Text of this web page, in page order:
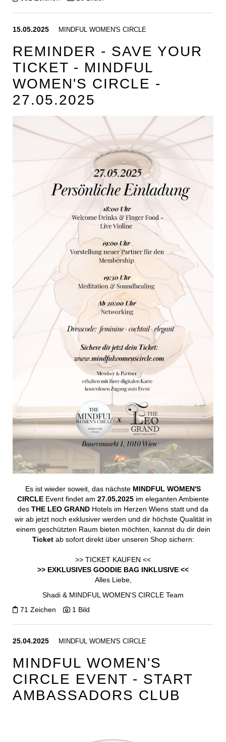
15.05.2025 MINDFUL WOMEN'S CIRCLE
REMINDER - SAVE YOUR
TICKET - MINDFUL
WOMEN'S CIRCLE -
27.05.2025
Es ist wieder soweit, das nächste MINDFUL WOMEN'S
CIRCLE Event findet am 27.05.2025 im eleganten Ambiente
des THE LEO GRAND Hotels im Herzen Wiens statt und da
wir ab jetzt noch exklusiver werden und dir höchste Qualität in
einem geschützten Raum bieten möchten, kannst du dir dein
Ticketab sofort direkt über unseren Shop sichern:
>> TICKET KAUFEN <<
>> EXKLUSIVES GOODIE BAG INKLUSIVE <<
Alles Liebe,
Shadi & MINDFUL WOMEN'S CIRCLE Team
71 Zeichen
1 Bild
25.04.2025 MINDFUL WOMEN'S CIRCLE
MINDFUL WOMEN'S
CIRCLE EVENT - START
AMBASSADORS CLUB